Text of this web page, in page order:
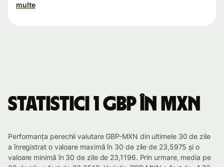
multe
Statistici 1 GBP în MXN
Performanța perechii valutare GBP-MXN din ultimele 30 de zile
a înregistrat o valoare maximă în 30 de zile de 23,5975 și o
valoare minimă în 30 de zile de 23,1196. Prin urmare, media pe